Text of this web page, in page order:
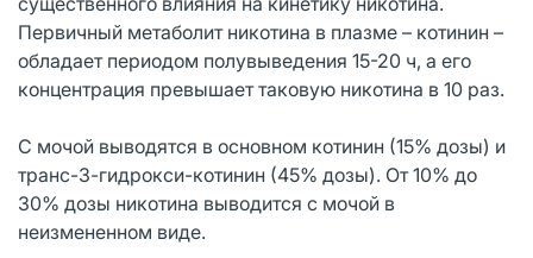
Первичный метаболит никотина в плазме – котинин –
обладает периодом полувыведения 15-20 ч, а его
концентрация превышает таковую никотина в 10 раз.
С мочой выводятся в основном котинин (15% дозы) и
транс-3-гидрокси-котинин (45% дозы). От 10% до
30% дозы никотина выводится с мочой в
неизмененном виде.